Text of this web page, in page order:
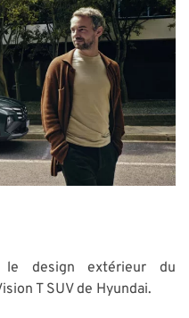
design extérieur du
T SUV de Hyundai.